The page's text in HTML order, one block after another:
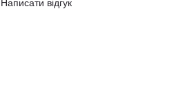
Написати відгук